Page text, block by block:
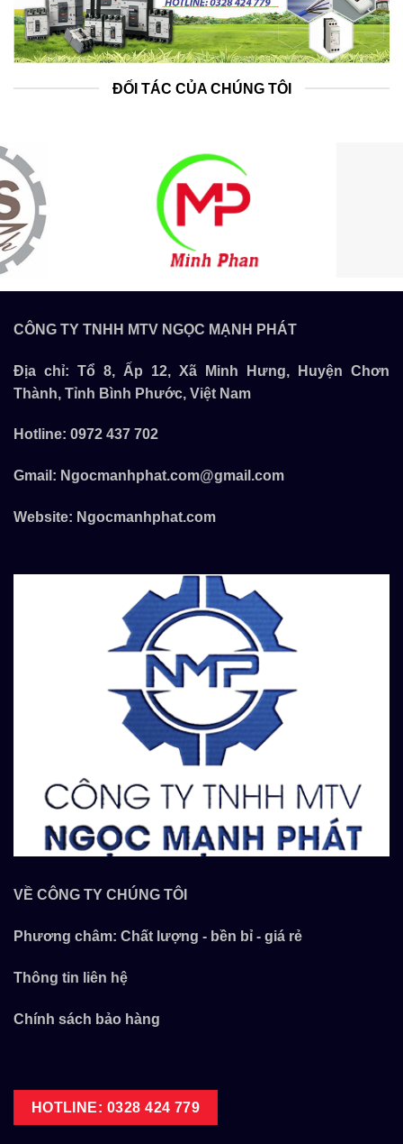
ĐỐI TÁC CỦA CHÚNG TÔI
CÔNG TY TNHH MTV NGỌC MẠNH PHÁT
Địa chỉ: Tổ 8, Ấp 12, Xã Minh Hưng, Huyện Chơn
Thành, Tỉnh Bình Phước, Việt Nam
Hotline: 0972 437 702
Gmail: Ngocmanhphat.com@gmail.com
Website: Ngocmanhphat.com
VỀ CÔNG TY CHÚNG TÔI
Phương châm: Chất lượng - bền bỉ - giá rẻ
Thông tin liên hệ
Chính sách bảo hàng
HOTLINE: 0328 424 779